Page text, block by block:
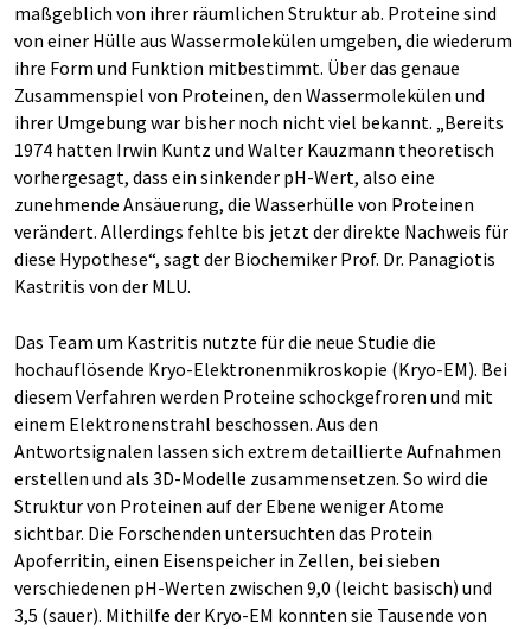
maßgeblich von ihrer räumlichen Struktur ab. Proteine sind
von einer Hülle aus Wassermolekülen umgeben, die wiederum
ihre Form und Funktion mitbestimmt. Über das genaue
Zusammenspiel von Proteinen, den Wassermolekülen und
ihrer Umgebung war bisher noch nicht viel bekannt. „Bereits
1974 hatten Irwin Kuntz und Walter Kauzmann theoretisch
vorhergesagt, dass ein sinkender pH-Wert, also eine
zunehmende Ansäuerung, die Wasserhülle von Proteinen
verändert. Allerdings fehlte bis jetzt der direkte Nachweis für
diese Hypothese“, sagt der Biochemiker Prof. Dr. Panagiotis
Kastritis von der MLU.
Das Team um Kastritis nutzte für die neue Studie die
hochauflösende Kryo-Elektronenmikroskopie (Kryo-EM). Bei
diesem Verfahren werden Proteine schockgefroren und mit
einem Elektronenstrahl beschossen. Aus den
Antwortsignalen lassen sich extrem detaillierte Aufnahmen
erstellen und als 3D-Modelle zusammensetzen. So wird die
Struktur von Proteinen auf der Ebene weniger Atome
sichtbar. Die Forschenden untersuchten das Protein
Apoferritin, einen Eisenspeicher in Zellen, bei sieben
verschiedenen pH-Werten zwischen 9,0 (leicht basisch) und
3,5 (sauer). Mithilfe der Kryo-EM konnten sie Tausende von